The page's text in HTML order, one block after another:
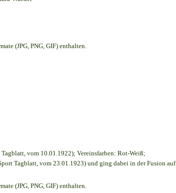
(JPG, PNG, GIF) enthalten.
vom 10.01.1922); Vereinsfarben: Rot-Weiß;
Tagblatt, vom 23.01.1923) und ging dabei in der Fusion auf
(JPG, PNG, GIF) enthalten.